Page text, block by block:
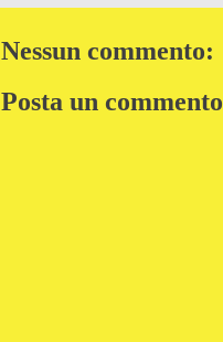
Nessun commento:
Posta un commento